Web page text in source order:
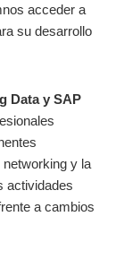
acceder a
su desarrollo
Data y SAP
y la
actividades
a cambios